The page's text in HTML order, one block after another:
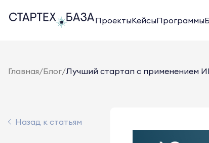
ПроектыКейсыПрограммы
Главная/Блог/Лучший стартап с применением
Назад к статьям